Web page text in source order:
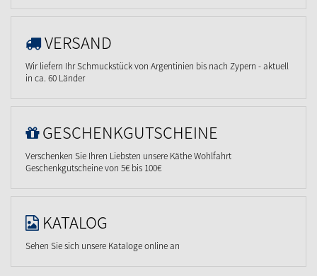
VERSAND
Wir liefern Ihr Schmuckstück von Argentinien bis nach Zypern - aktuell
in ca. 60 Länder
GESCHENKGUTSCHEINE
Verschenken Sie Ihren Liebsten unsere Käthe Wohlfahrt
Geschenkgutscheine von 5€ bis 100€
KATALOG
Sehen Sie sich unsere Kataloge online an